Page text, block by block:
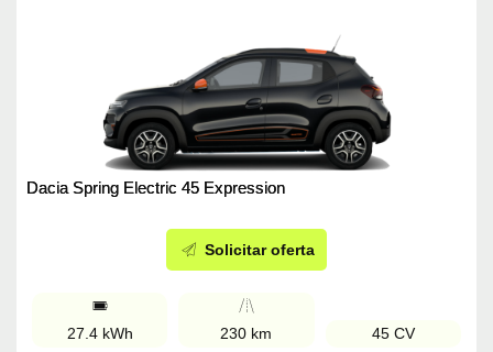
Dacia Spring Electric 45 Expression
Solicitar oferta
27.4 kWh 230 km 45 CV